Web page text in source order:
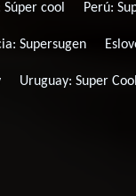
Súper cool Perú:
Supersugen
Uruguay:Super Cool